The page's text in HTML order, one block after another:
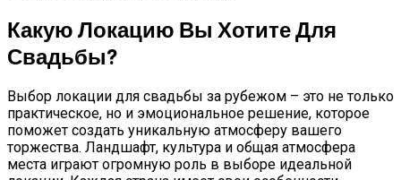
Какую Локацию Вы Хотите Для
Свадьбы?
Выбор локации для свадьбы за рубежом – это не только
практическое, но и эмоциональное решение, которое
поможет создать уникальную атмосферу вашего
торжества. Ландшафт, культура и общая атмосфера
места играют огромную роль в выборе идеальной